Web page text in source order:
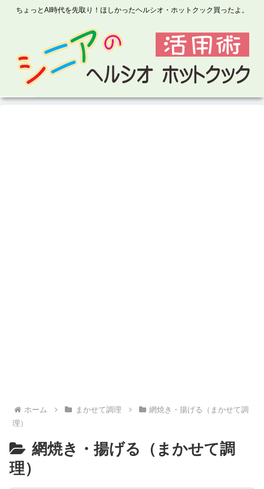
ちょっとAI時代を先取り！ほしかったヘルシオ・ホットクック買ったよ。
ホーム まかせて調理
網焼き・揚げる（まかせて調
理）
網焼き・揚げる（まかせて調
理）